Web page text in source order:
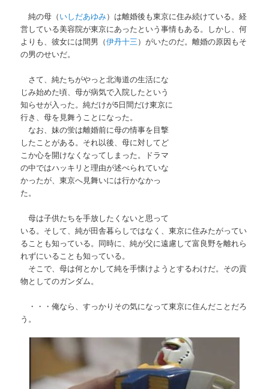
純の母（いしだあゆみ）は離婚後も東京に住み続けている。経
営している美容院が東京にあったという事情もある。しかし、何
よりも、彼女には間男（伊丹十三）がいたのだ。離婚の原因もそ
の男のせいだ。
さて、純たちがやっと北海道の生活にな
じみ始めた頃、母が病気で入院したという
知らせが入った。純だけが5日間だけ東京に
行き、母を見舞うことになった。
なお、妹の蛍は離婚前に母の情事を目撃
したことがある。それ以後、母に対してど
こか心を開けなくなってしまった。ドラマ
の中ではハッキリと理由が述べられていな
かったが、東京へ見舞いには行かなかっ
た。
母は子供たちを手放したくないと思って
いる。そして、純が田舎暮らしではなく、東京に住みたがってい
ることも知っている。同時に、純が父に遠慮して富良野を離れら
れずにいることも知っている。
そこで、母は何とかして純を手懐けようとするわけだ。その貢
物としてのガンダム。
・・・俺なら、すっかりその気になって東京に住んだことだろ
う。